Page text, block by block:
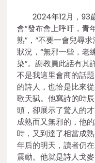
2024年12月，93
會”發布會上呼吁，青
熟”，“不要一會兒尋
狀況，“無邪一些，老
染”。謝教員此話有其
不是我這里會商的話
的詩人，也恰是比來
歌天賦。他寫詩的時
頭，卻展示了驚人的
成熟而又無邪的，他
時，又到達了相當成
年后的明天，讀者仍
震動。他就是詩人戈麥